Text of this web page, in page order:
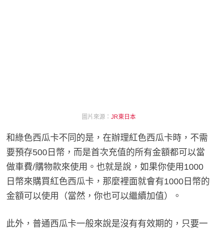
圖片來源：JR東日本
和綠色西瓜卡不同的是，在辦理紅色西瓜卡時，不需
要預存500日幣，而是首次充值的所有金額都可以當
做車費/購物款來使用。也就是說，如果你使用1000
日幣來購買紅色西瓜卡，那麼裡面就會有1000日幣的
金額可以使用（當然，你也可以繼續加值）。
此外，普通西瓜卡一般來說是沒有有效期的，只要一